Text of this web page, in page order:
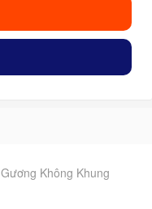
Gương Không Khung